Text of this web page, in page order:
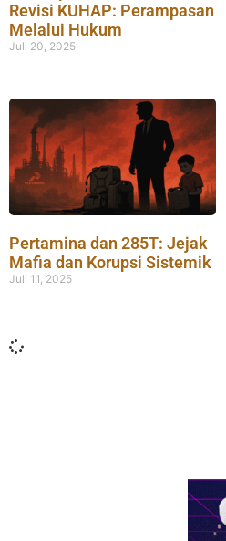
Revisi KUHAP: Perampasan
Melalui Hukum
Juli 20, 2025
Pertamina dan 285T: Jejak
Mafia dan Korupsi Sistemik
Juli 11, 2025